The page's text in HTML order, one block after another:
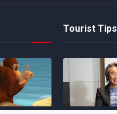
Tourist Tips